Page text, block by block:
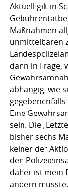
Aktuell gilt in
Maßnahmen
unmittelbaren
dann in Frage,
abhängig, wie
Eine
sein. Die
bisher sechs
keiner der
den
daher ist mein
ändern müsste.